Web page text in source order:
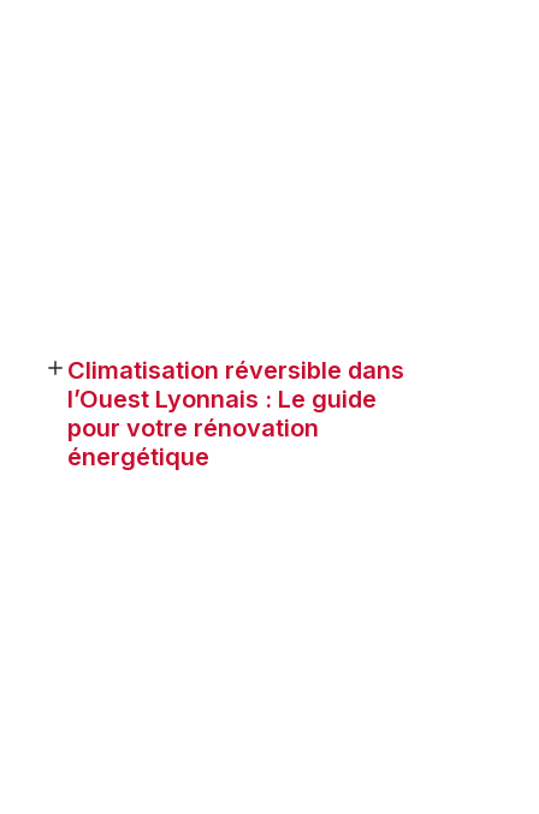
Climatisation réversible dans
l’Ouest Lyonnais : Le guide
pour votre rénovation
énergétique